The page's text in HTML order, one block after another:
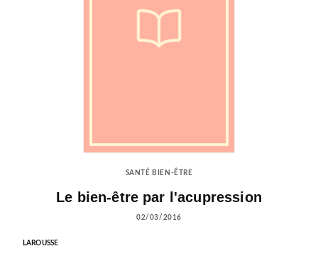
SANTÉ BIEN-ÊTRE
Le bien-être par l'acupression
02/03/2016
LAROUSSE